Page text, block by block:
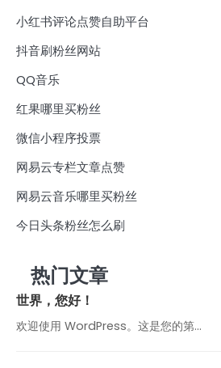
小红书评论点赞自助平台
抖音刷粉丝网站
QQ音乐
红果哪里买粉丝
微信小程序投票
网易云专栏文章点赞
网易云音乐哪里买粉丝
今日头条粉丝怎么刷
热门文章
世界，您好！
欢迎使用 WordPress。这是您的第…